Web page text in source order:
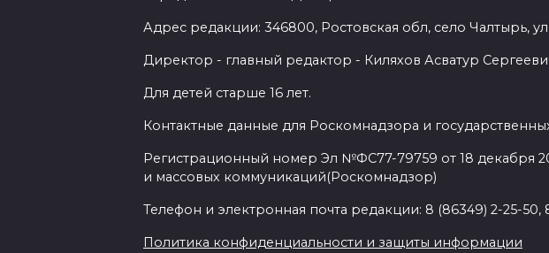
Адрес редакции: 346800, Ростовская обл, село Чалтырь,
Директор - главный редактор - Киляхов Асватур
Для детей старше 16 лет.
Контактные данные для Роскомнадзора и
Регистрационный номер Эл №ФС77-79759 от 18 декабря
и массовых коммуникаций(Роскомнадзор)
Телефон и электронная почта редакции: 8 (86349) 2-25-50,
Политика конфиденциальности и защиты информации